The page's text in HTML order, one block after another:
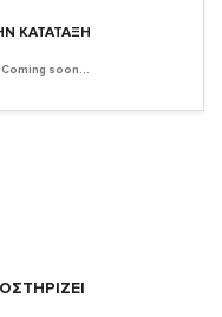
ΚΑΤΆΤΑΞΗ
Coming soon...